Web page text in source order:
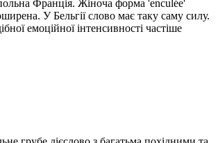
Франція. Жіноча форма 'enculée'
У Бельгії слово має таку саму силу.
емоційної інтенсивності частіше